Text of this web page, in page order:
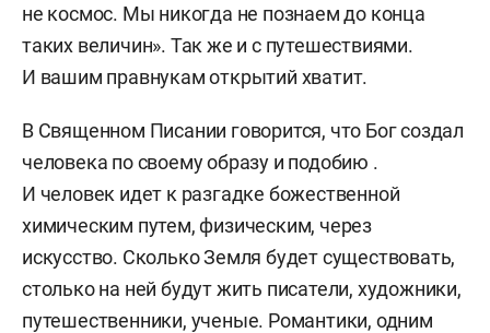
не космос. Мы никогда не познаем до конца
таких величин». Так же и с путешествиями.
И вашим правнукам открытий хватит.
В Священном Писании говорится, что Бог создал
человека по своему образу и подобию .
И человек идет к разгадке божественной
химическим путем, физическим, через
искусство. Сколько Земля будет существовать,
столько на ней будут жить писатели, художники,
путешественники, ученые. Романтики, одним